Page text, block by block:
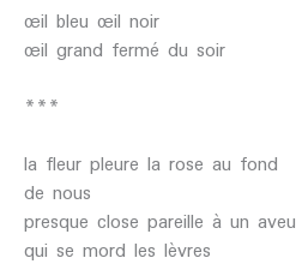
œil bleu œil noir
œil grand fermé du soir
***
la fleur pleure la rose au fond
de nous
presque close pareille à un aveu
qui se mord les lèvres